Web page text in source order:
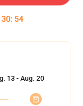
30: 53
13 - Aug. 20